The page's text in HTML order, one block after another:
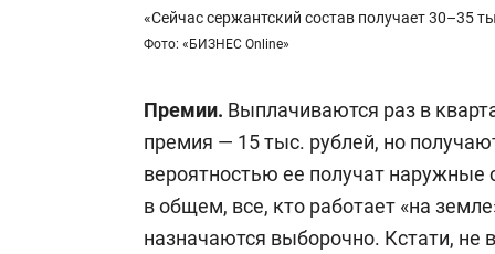
«Сейчас сержантский состав получает 30–35
Фото: «БИЗНЕС Online»
Премии. Выплачиваются раз в
премия — 15 тыс. рублей, но
вероятностью ее получат
в общем, все, кто работает «на
назначаются выборочно. Кстати,